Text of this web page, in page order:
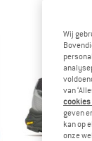
Wij
van
cookies
geven
kan op
onze